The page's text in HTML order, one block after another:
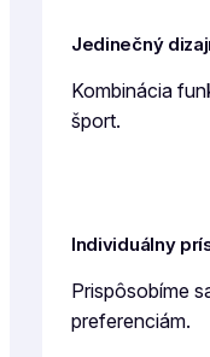
Jedinečný
Kombinácia
šport.
Individuálny
Prispôsobíme
preferenciám.